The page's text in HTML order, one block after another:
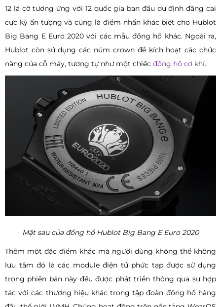
12 lá cờ tương ứng với 12 quốc gia ban đầu dự định đăng cai
cực kỳ ấn tượng và cũng là điểm nhấn khác biệt cho Hublot
Big Bang E Euro 2020 với các mẫu đồng hồ khác. Ngoài ra,
Hublot còn sử dụng các núm crown để kích hoạt các chức
năng của cỗ máy, tương tự như một chiếc đồng hồ cơ khí.
Mặt sau của đồng hồ Hublot Big Bang E Euro 2020
Thêm một đặc điểm khác mà người dùng không thể không
lưu tâm đó là các module điện tử phức tạp được sử dụng
trong phiên bản này đều được phát triển thông qua sự hợp
tác với các thương hiệu khác trong tập đoàn đồng hồ hàng